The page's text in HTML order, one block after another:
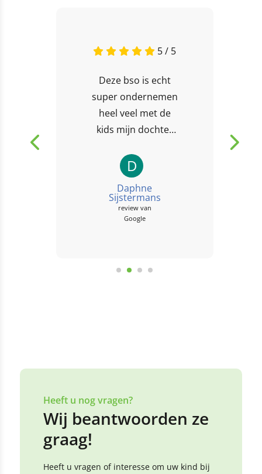
5 / 5
Deze bso is echt
super ondernemen
heel veel met de
kids mijn dochter
plezier erna toe en
komt moe en
voldaan terug...
D
Daphne
Sijstermans
review van
Google
Heeft u nog vragen?
Wij beantwoorden ze
graag!
Heeft u vragen of interesse om uw kind bij